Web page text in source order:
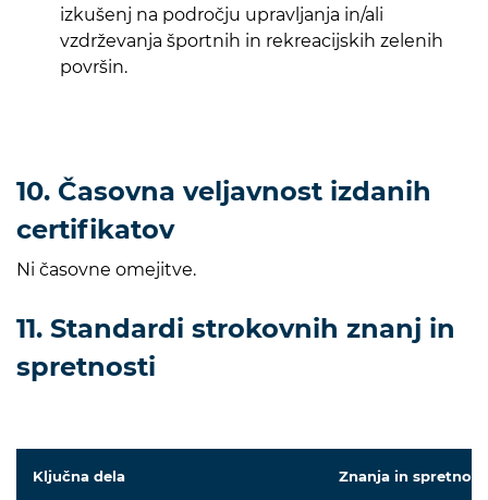
izkušenj na področju upravljanja in/ali
vzdrževanja športnih in rekreacijskih zelenih
površin.
10. Časovna veljavnost izdanih
certifikatov
Ni časovne omejitve.
11. Standardi strokovnih znanj in
spretnosti
Ključna dela Znanja in